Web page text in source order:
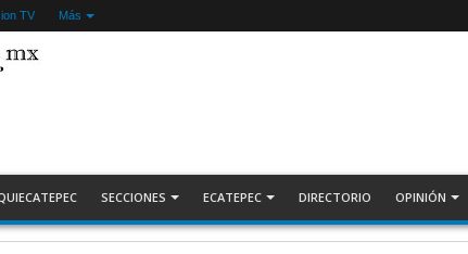
TV Más
SECCIONES ECATEPEC DIRECTORIO OPINIÓN